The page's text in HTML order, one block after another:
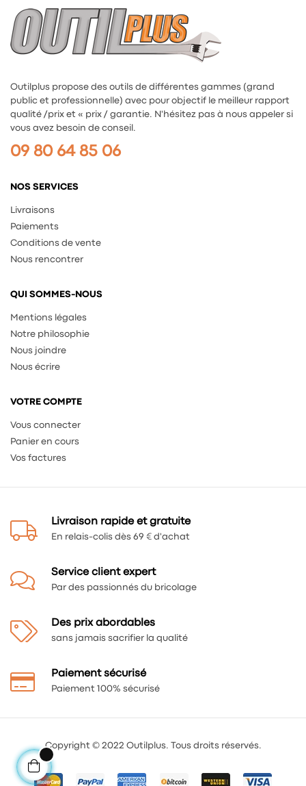
Outilplus propose des outils de différentes gammes (grand
public et professionnelle) avec pour objectif le meilleur rapport
qualité /prix et « prix / garantie. N'hésitez pas à nous appeler si
vous avez besoin de conseil.
09 80 64 85 06
NOS SERVICES
Livraisons
Paiements
Conditions de vente
Nous rencontrer
QUI SOMMES-NOUS
Mentions légales
Notre philosophie
Nous joindre
Nous écrire
VOTRE COMPTE
Vous connecter
Panier en cours
Vos factures
Livraison rapide et gratuite
En relais-colis dès 69 € d'achat
Service client expert
Par des passionnés du bricolage
Des prix abordables
sans jamais sacrifier la qualité
Paiement sécurisé
Paiement 100% sécurisé
Copyright © 2022 Outilplus. Tous droits réservés.